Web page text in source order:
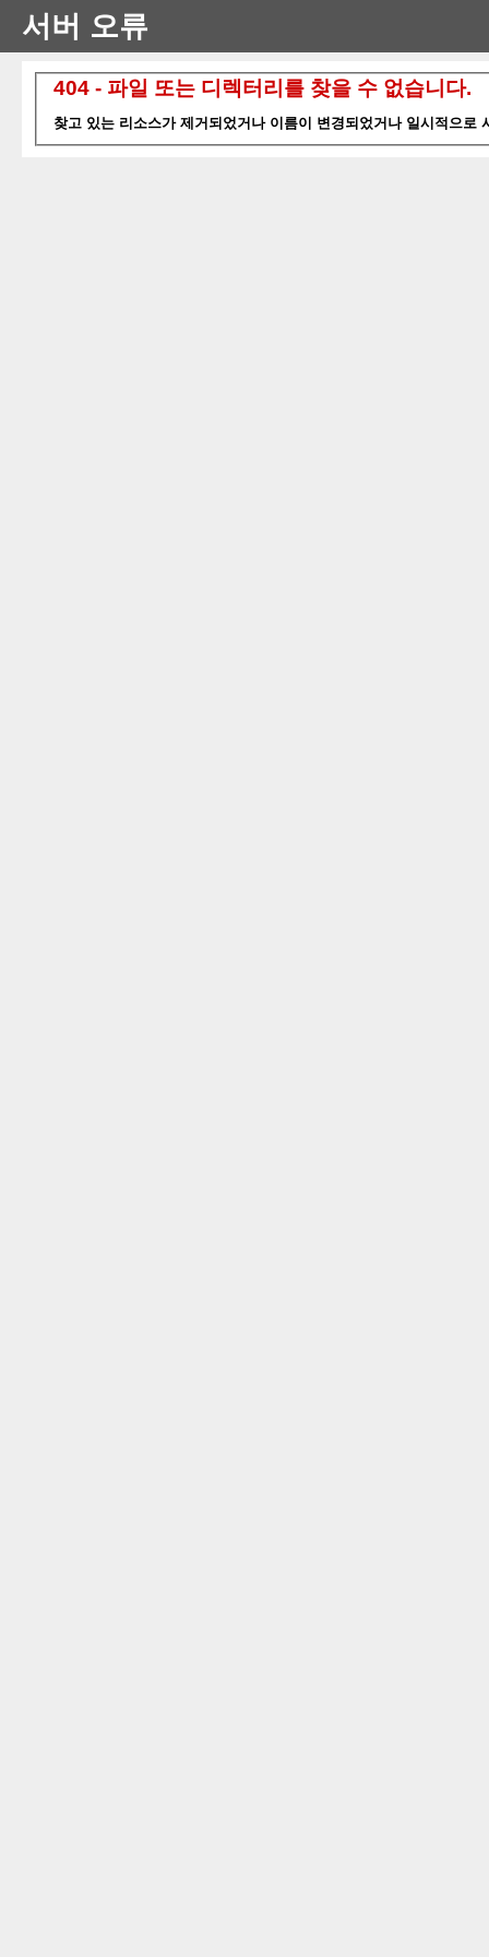
서버 오류
404 - 파일 또는 디렉터리를 찾을 수 없습니다.
찾고 있는 리소스가 제거되었거나 이름이 변경되었거나 일시적으로